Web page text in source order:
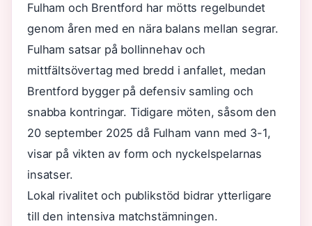
Fulham och Brentford har mötts regelbundet
genom åren med en nära balans mellan segrar.
Fulham satsar på bollinnehav och
mittfältsövertag med bredd i anfallet, medan
Brentford bygger på defensiv samling och
snabba kontringar. Tidigare möten, såsom den
20 september 2025 då Fulham vann med 3-1,
visar på vikten av form och nyckelspelarnas
insatser.
Lokal rivalitet och publikstöd bidrar ytterligare
till den intensiva matchstämningen.